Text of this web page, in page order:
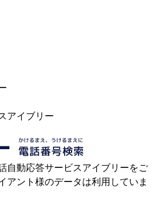
アイブリー
自動応答サービスアイブリーをご
アント様のデータは利用していま